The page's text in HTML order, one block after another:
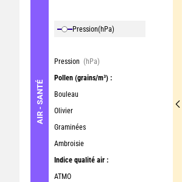
AIR - SANTÉ
Pression(hPa)
Pression (hPa)
Pollen (grains/m³) :
Bouleau
Olivier
Graminées
Ambroisie
Indice qualité air :
ATMO